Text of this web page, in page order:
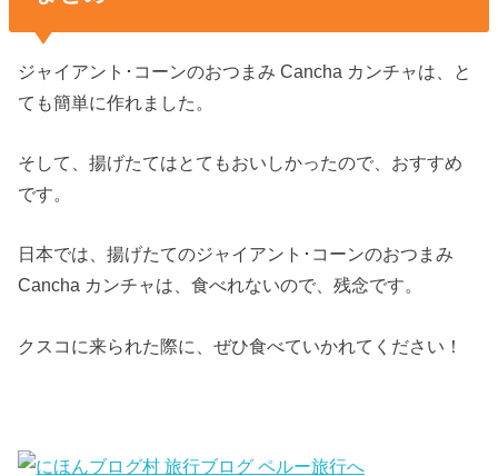
ジャイアント･コーンのおつまみ Cancha カンチャは、と
ても簡単に作れました。
そして、揚げたてはとてもおいしかったので、おすすめ
です。
日本では、揚げたてのジャイアント･コーンのおつまみ
Cancha カンチャは、食べれないので、残念です。
クスコに来られた際に、ぜひ食べていかれてください！